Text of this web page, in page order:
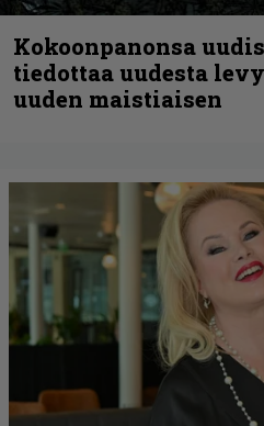
Kokoonpanonsa
tiedottaa uudesta
uuden maistiaisen